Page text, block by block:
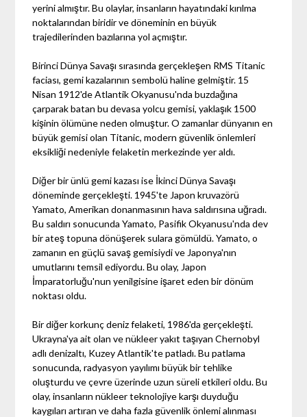
yerini almıştır. Bu olaylar, insanların hayatındaki kırılma
noktalarından biridir ve döneminin en büyük
trajedilerinden bazılarına yol açmıştır.
Birinci Dünya Savaşı sırasında gerçekleşen RMS Titanic
faciası, gemi kazalarının sembolü haline gelmiştir. 15
Nisan 1912'de Atlantik Okyanusu'nda buzdağına
çarparak batan bu devasa yolcu gemisi, yaklaşık 1500
kişinin ölümüne neden olmuştur. O zamanlar dünyanın en
büyük gemisi olan Titanic, modern güvenlik önlemleri
eksikliği nedeniyle felaketin merkezinde yer aldı.
Diğer bir ünlü gemi kazası ise İkinci Dünya Savaşı
döneminde gerçekleşti. 1945'te Japon kruvazörü
Yamato, Amerikan donanmasının hava saldırısına uğradı.
Bu saldırı sonucunda Yamato, Pasifik Okyanusu'nda dev
bir ateş topuna dönüşerek sulara gömüldü. Yamato, o
zamanın en güçlü savaş gemisiydi ve Japonya'nın
umutlarını temsil ediyordu. Bu olay, Japon
İmparatorluğu'nun yenilgisine işaret eden bir dönüm
noktası oldu.
Bir diğer korkunç deniz felaketi, 1986'da gerçekleşti.
Ukrayna'ya ait olan ve nükleer yakıt taşıyan Chernobyl
adlı denizaltı, Kuzey Atlantik'te patladı. Bu patlama
sonucunda, radyasyon yayılımı büyük bir tehlike
oluşturdu ve çevre üzerinde uzun süreli etkileri oldu. Bu
olay, insanların nükleer teknolojiye karşı duyduğu
kaygıları artıran ve daha fazla güvenlik önlemi alınması